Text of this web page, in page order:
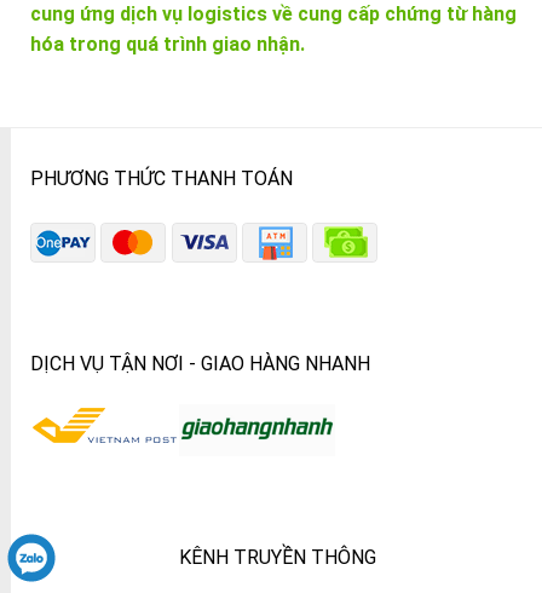
cung ứng dịch vụ logistics về cung cấp chứng từ hàng
hóa trong quá trình giao nhận.
PHƯƠNG THỨC THANH TOÁN
DỊCH VỤ TẬN NƠI - GIAO HÀNG NHANH
KÊNH TRUYỀN THÔNG